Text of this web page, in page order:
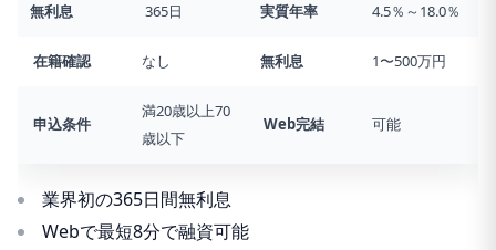
無利息 365日 実質年率 4.5％～18.0％
在籍確認 なし 無利息 1〜500万円
申込条件
満20歳以上70
歳以下
Web完結 可能
業界初の365日間無利息
Webで最短8分で融資可能